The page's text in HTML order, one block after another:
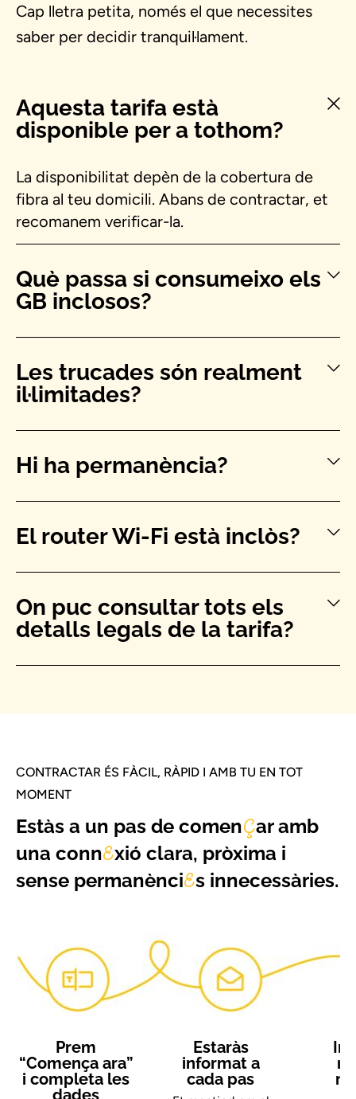
Cap lletra petita, només el que necessites
saber per decidir tranquil·lament.
Aquesta tarifa està
disponible per a tothom?
La disponibilitat depèn de la cobertura de
fibra al teu domicili. Abans de contractar, et
recomanem verificar-la.
Què passa si consumeixo els
GB inclosos?
Les trucades són realment
il·limitades?
Hi ha permanència?
El router Wi-Fi està inclòs?
On puc consultar tots els
detalls legals de la tarifa?
CONTRACTAR ÉS FÀCIL, RÀPID I AMB TU EN TOT
MOMENT
Estàs a un pas de comenÇar amb
una connExió clara, pròxima i
sense permanènciEs innecessàries.
Prem
“Comença ara”
i completa les
dades
Estaràs
informat a
cada pas